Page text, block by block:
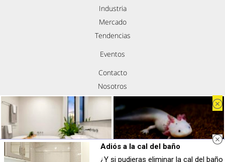
Industria
Mercado
Tendencias
Eventos
Contacto
Nosotros
Política de privacidad
Aviso legal
Política de cookies
Síguenos
Adiós a la cal del baño
¿Y si pudieras eliminar la cal del baño